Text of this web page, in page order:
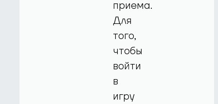
приема.
Для
того,
чтобы
войти
в
игру